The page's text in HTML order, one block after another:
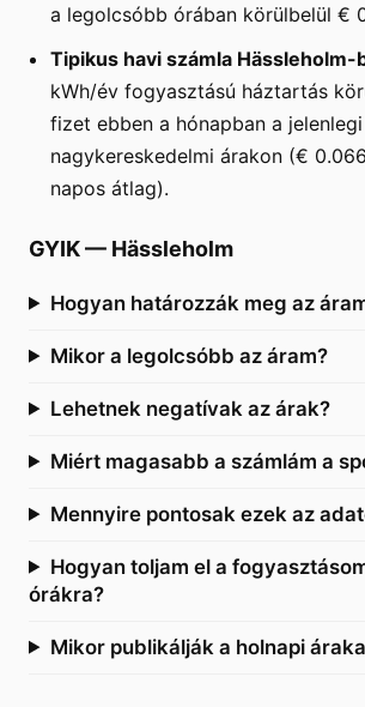
a legolcsóbb órában körülbelül €
Tipikus havi számla Hässleholm-
kWh/év fogyasztású háztartás
fizet ebben a hónapban a jelenlegi
nagykereskedelmi árakon (€
napos átlag).
GYIK— Hässleholm
Hogyan határozzák meg az
Mikor a legolcsóbb az áram?
Lehetnek negatívak az árak?
Miért magasabb a számlám a
Mennyire pontosak ezek az
Hogyan toljam el a
órákra?
Mikor publikálják a holnapi